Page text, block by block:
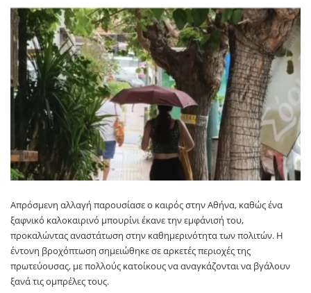
Απρόσμενη αλλαγή παρουσίασε ο καιρός στην Αθήνα, καθώς ένα
ξαφνικό καλοκαιρινό μπουρίνι έκανε την εμφάνισή του,
προκαλώντας αναστάτωση στην καθημερινότητα των πολιτών. Η
έντονη βροχόπτωση σημειώθηκε σε αρκετές περιοχές της
πρωτεύουσας, με πολλούς κατοίκους να αναγκάζονται να βγάλουν
ξανά τις ομπρέλες τους.